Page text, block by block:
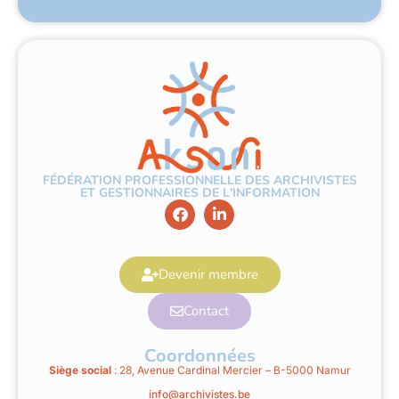
FÉDÉRATION PROFESSIONNELLE DES ARCHIVISTES
ET GESTIONNAIRES DE L'INFORMATION
Devenir membre
Contact
Coordonnées
Siège social: 28, Avenue Cardinal Mercier – B-5000 Namur
info@archivistes.be